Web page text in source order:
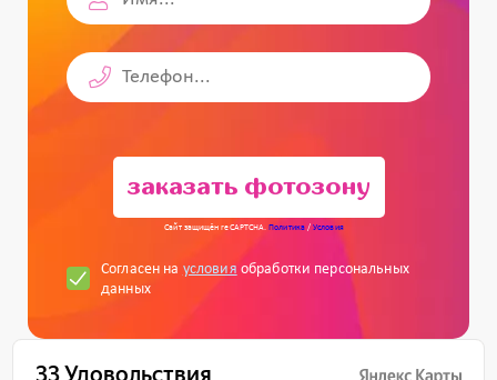
заказать фотозону
Сайт защищён reCAPTCHA. Политика/Условия
Согласен на условия обработки персональных
данных